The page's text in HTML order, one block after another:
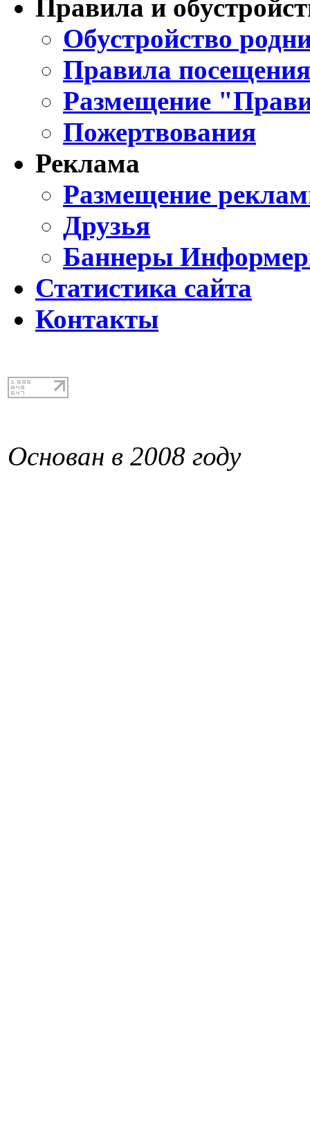
Правила и
Обустройство
Правила
Размещение
Пожертвования
Реклама
Размещение
Друзья
Баннеры
Статистика сайта
Контакты
Основан в 2008 году